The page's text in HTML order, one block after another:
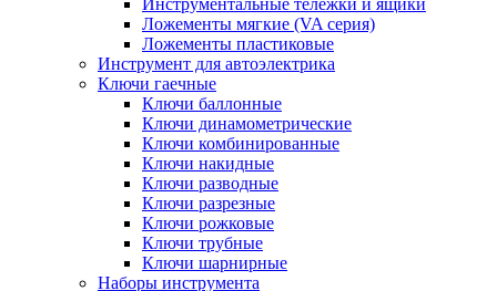
Инструментальные тележки и ящики
Ложементы мягкие (VA серия)
Ложементы пластиковые
Инструмент для автоэлектрика
Ключи гаечные
Ключи баллонные
Ключи динамометрические
Ключи комбинированные
Ключи накидные
Ключи разводные
Ключи разрезные
Ключи рожковые
Ключи трубные
Ключи шарнирные
Наборы инструмента